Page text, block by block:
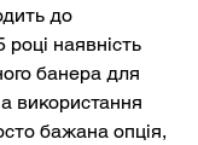
до
наявність
банера для
використання
бажана опція,